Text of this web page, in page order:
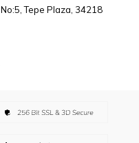
Tepe Plaza, 34218